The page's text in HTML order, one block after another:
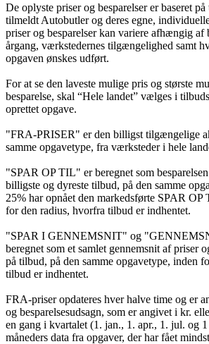
De oplyste priser og besparelser er baseret
tilmeldt Autobutler og deres egne,
priser og besparelser kan variere afhængig
årgang, værkstedernes tilgængelighed samt
opgaven ønskes udført.
For at se den laveste mulige pris og største
besparelse, skal “Hele landet” vælges i
oprettet opgave.
"FRA-PRISER" er den billigst tilgængelige
samme opgavetype, fra værksteder i hele
"SPAR OP TIL" er beregnet som
billigste og dyreste tilbud, på den samme
25% har opnået den markedsførte SPAR OP
for den radius, hvorfra tilbud er indhentet.
"SPAR I GENNEMSNIT" og
beregnet som et samlet gennemsnit af priser
på tilbud, på den samme opgavetype, inden
tilbud er indhentet.
FRA-priser opdateres hver halve time og er
og besparelsesudsagn, som er angivet i kr.
en gang i kvartalet (1. jan., 1. apr., 1. jul. og
måneders data fra opgaver, der har fået